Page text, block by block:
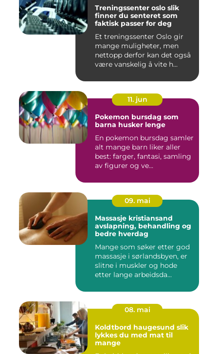
Treningssenter oslo slik
finner du senteret som
faktisk passer for deg
Et treningssenter Oslo gir
mange muligheter, men
nettopp derfor kan det også
være vanskelig å vite h...
11. jun
Pokemon bursdag som
barna husker lenge
En pokemon bursdag samler
alt mange barn liker aller
best: farger, fantasi, samling
av figurer og ve...
09. mai
Massasje kristiansand
avslapning, behandling og
bedre hverdag
Mange som søker etter god
massasje i sørlandsbyen, er
slitne i muskler og hode
etter lange arbeidsda...
08. mai
Koldtbord haugesund slik
lykkes du med mat til
mange